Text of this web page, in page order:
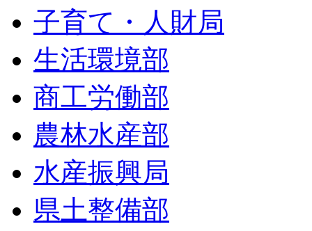
子育て・人財局
生活環境部
商工労働部
農林水産部
水産振興局
県土整備部